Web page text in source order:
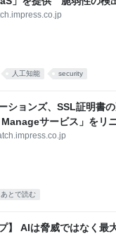
人工知能 security
ションズ、SSL証明書
サービス」をリ
あとで読む
プ】 AIは脅威ではなく